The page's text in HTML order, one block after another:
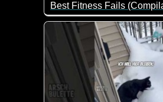
Best Fitness Fails
Es ist doch tatsächlich